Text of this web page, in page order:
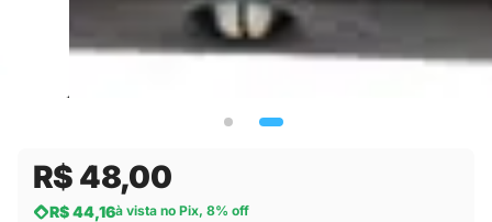
R$ 48,00
R$ 44,16à vista no Pix, 8% off